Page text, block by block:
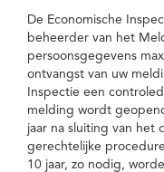
De Economische
beheerder van het
persoonsgegevens
ontvangst van uw
Inspectie een
melding wordt
jaar na sluiting van het
gerechtelijke
10 jaar, zo nodig,